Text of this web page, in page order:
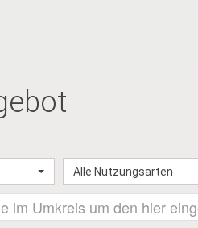
Alle Nutzungsarten